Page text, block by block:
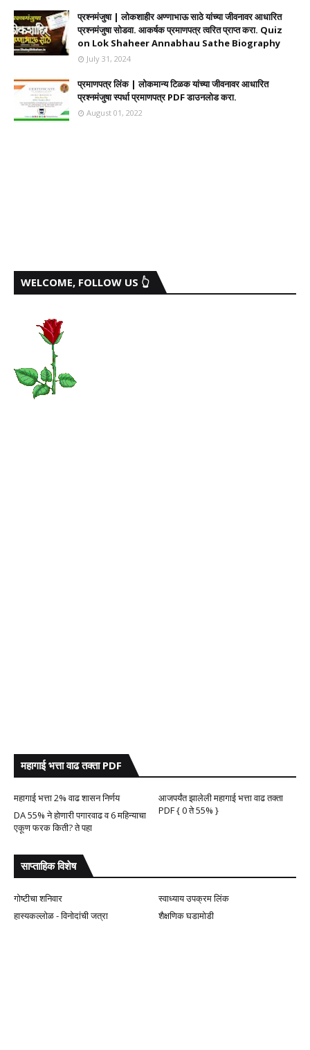
प्रश्नमंजुषा | लोकशाहीर अण्णाभाऊ साठे यांच्या जीवनावर आधारित
प्रश्नमंजुषा सोडवा. आकर्षक प्रमाणपत्र त्वरित प्राप्त करा. Quiz
on Lok Shaheer Annabhau Sathe Biography
July 31, 2024
प्रमाणपत्र लिंक | लोकमान्य टिळक यांच्या जीवनावर आधारित
प्रश्नमंजुषा स्पर्धा प्रमाणपत्र PDF डाउनलोड करा.
August 01, 2022
WELCOME, FOLLOW US 👆
महागाई भत्ता वाढ तक्ता PDF
महागाई भत्ता 2% वाढ शासन निर्णय
आजपर्यंत झालेली महागाई भत्ता वाढ तक्ता
PDF { 0 ते 55% }
DA 55% ने होणारी पगारवाढ व 6 महिन्याचा
एकूण फरक किती? ते पहा
साप्ताहिक विशेष
गोष्टीचा शनिवार
स्वाध्याय उपक्रम लिंक
हास्यकल्लोळ - विनोदांची जत्रा
शैक्षणिक घडामोडी